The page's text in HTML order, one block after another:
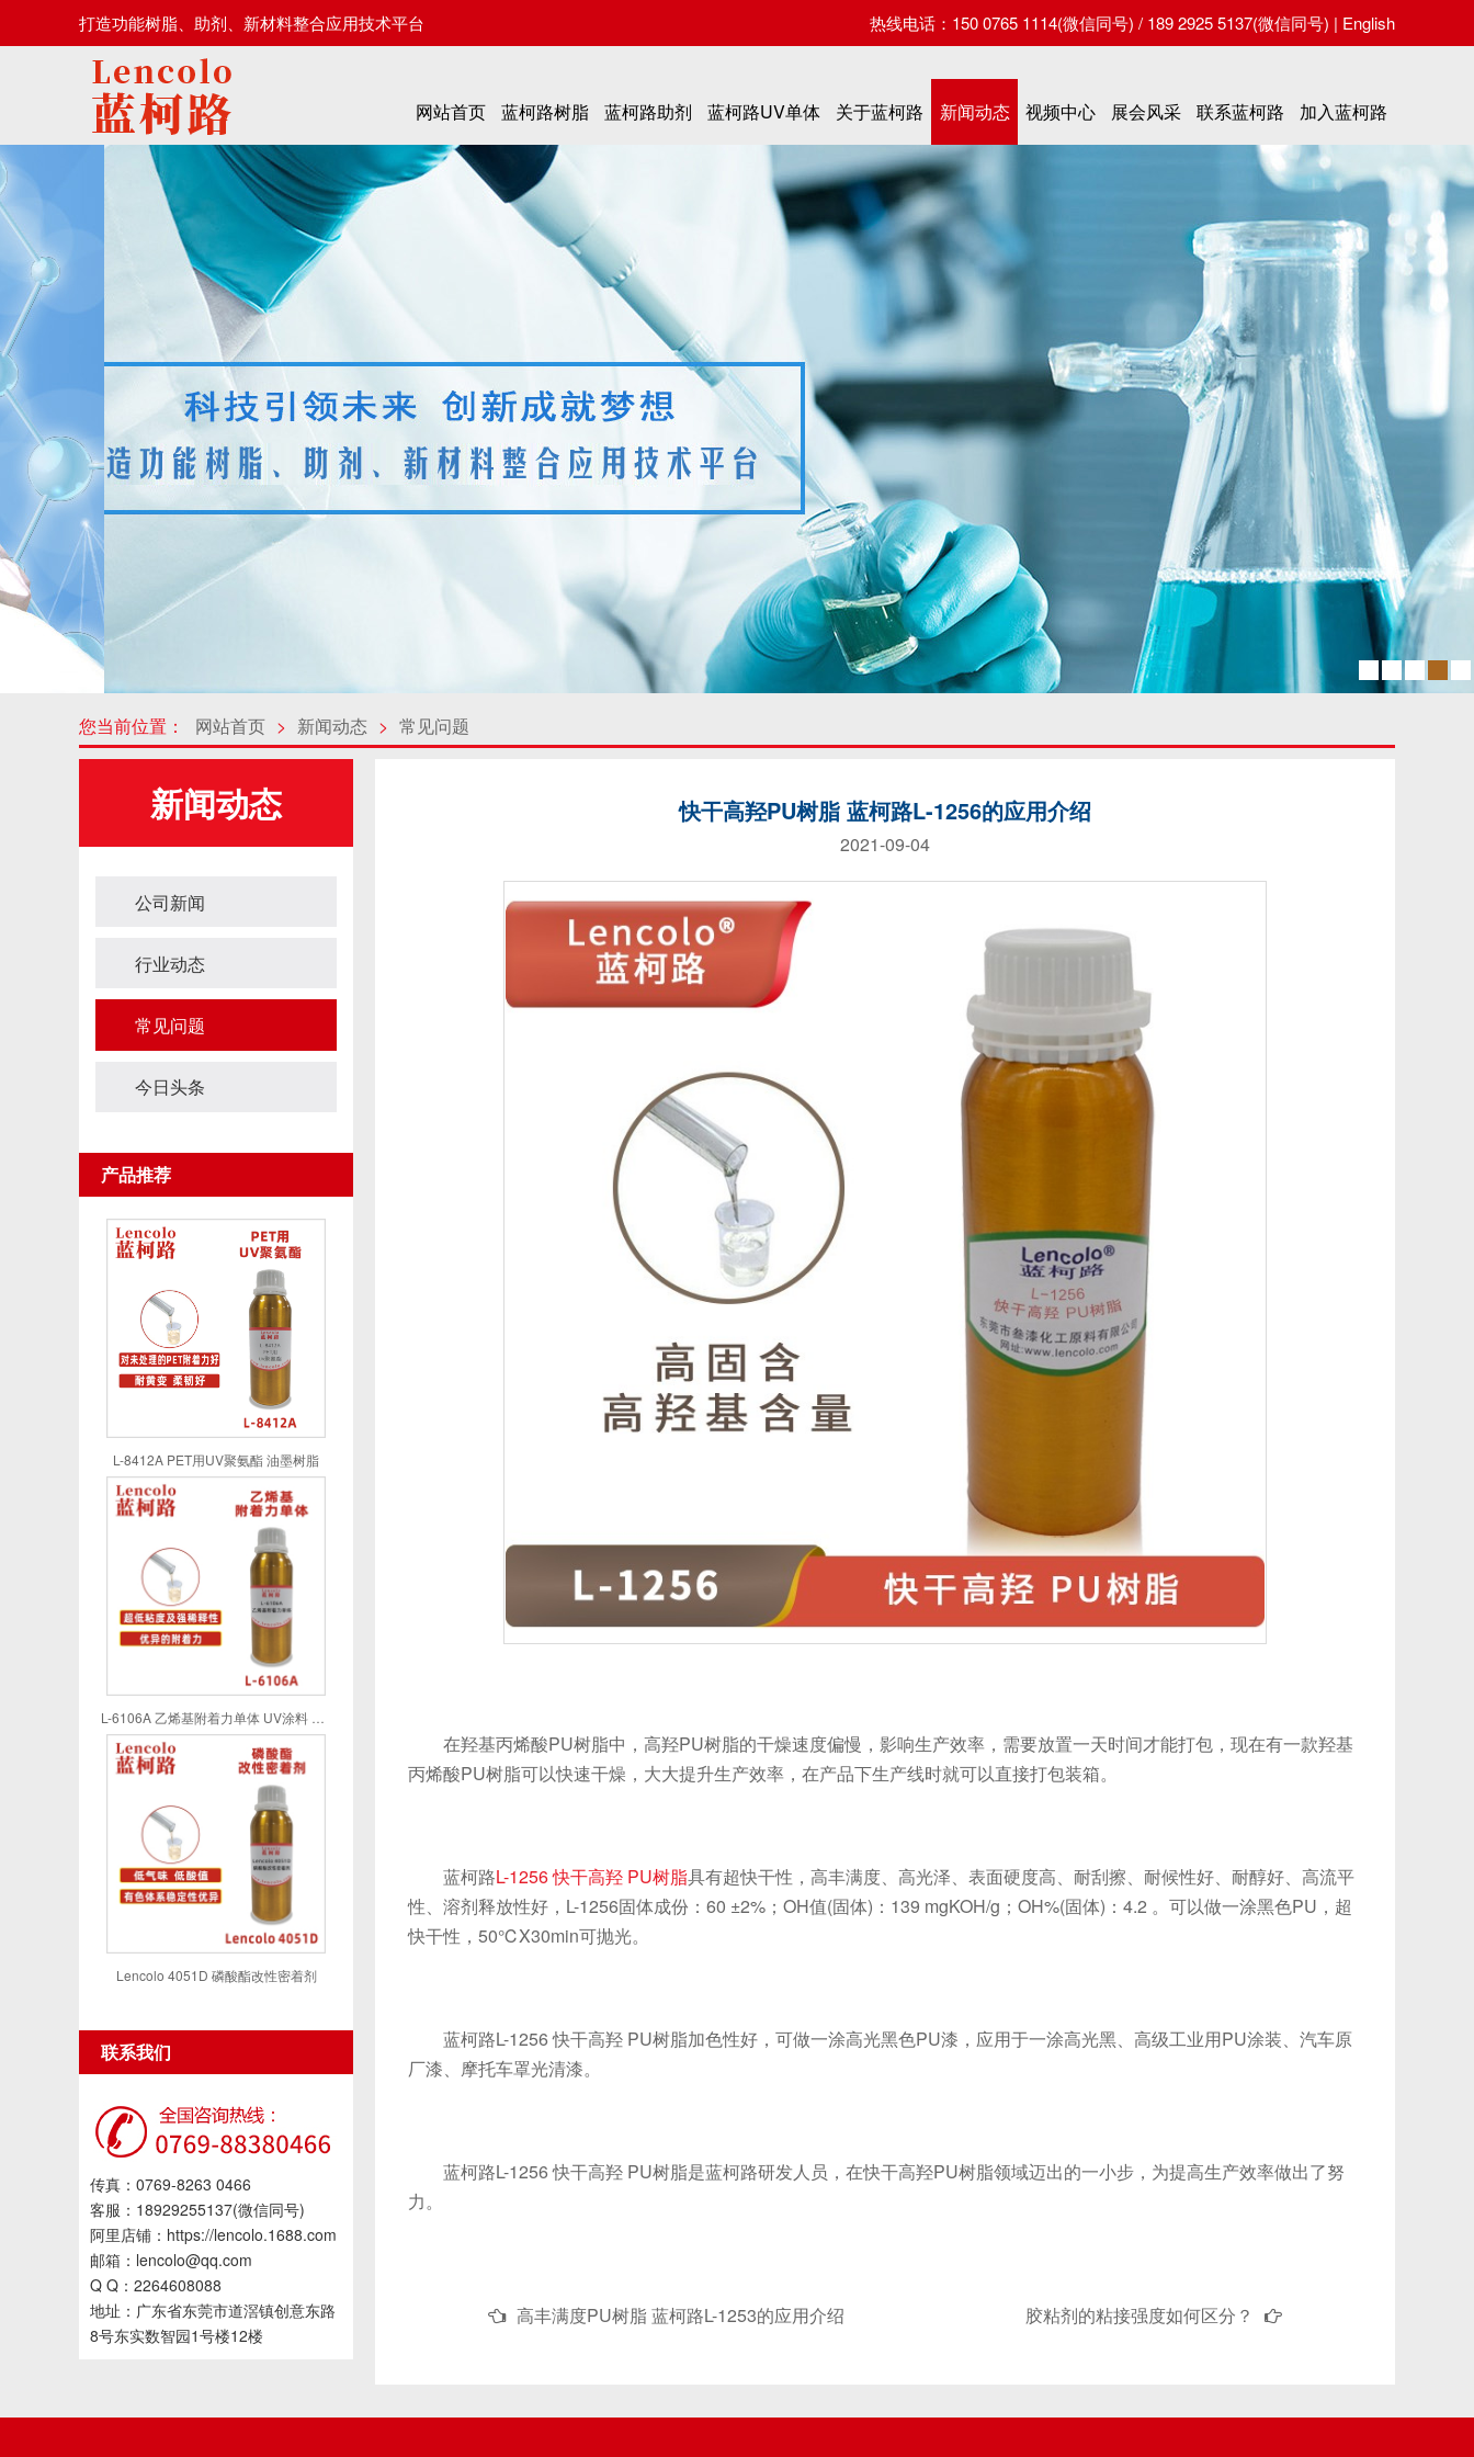
打造功能树脂、助剂、新材料整合应用技术平台 热线电话：150 0765 1114(微信同号) / 189 2925 5137(微信同号) | English
网站首页 蓝柯路树脂 蓝柯路助剂 蓝柯路UV单体 关于蓝柯路 新闻动态 视频中心 展会风采 联系蓝柯路 加入蓝柯路
您当前位置： 网站首页 > 新闻动态 > 常见问题
新闻动态
公司新闻
行业动态
常见问题
今日头条
产品推荐
L-8412A PET用UV聚氨酯 油墨树脂
Lencolo 4051D 磷酸酯改性密着剂
联系我们
传真：0769-8263 0466
客服：18929255137(微信同号)
阿里店铺：https://lencolo.1688.com
邮箱：lencolo@qq.com
Q Q：2264608088
地址：广东省东莞市道滘镇创意东路
8号东实数智园1号楼12楼
快干高羟PU树脂 蓝柯路L-1256的应用介绍
2021-09-04
在羟基丙烯酸PU树脂中，高羟PU树脂的干燥速度偏慢，影响生产效率，需要放置一天时间才能打包，现在有一款羟基
丙烯酸PU树脂可以快速干燥，大大提升生产效率，在产品下生产线时就可以直接打包装箱。
蓝柯路L-1256 快干高羟 PU树脂具有超快干性，高丰满度、高光泽、表面硬度高、耐刮擦、耐候性好、耐醇好、高流平
性、溶剂释放性好，L-1256固体成份：60 ±2%；OH值(固体)：139 mgKOH/g；OH%(固体)：4.2 。可以做一涂黑色PU，超
快干性，50℃X30min可抛光。
蓝柯路L-1256 快干高羟 PU树脂加色性好，可做一涂高光黑色PU漆，应用于一涂高光黑、高级工业用PU涂装、汽车原
厂漆、摩托车罩光清漆。
蓝柯路L-1256 快干高羟 PU树脂是蓝柯路研发人员，在快干高羟PU树脂领域迈出的一小步，为提高生产效率做出了努
力。
高丰满度PU树脂 蓝柯路L-1253的应用介绍 胶粘剂的粘接强度如何区分？